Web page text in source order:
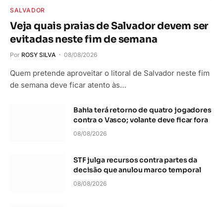
SALVADOR
Veja quais praias de Salvador devem ser
evitadas neste fim de semana
Por ROSY SILVA 08/08/2026
Quem pretende aproveitar o litoral de Salvador neste fim
de semana deve ficar atento às…
Bahia terá retorno de quatro jogadores
contra o Vasco; volante deve ficar fora
08/08/2026
STF julga recursos contra partes da
decisão que anulou marco temporal
08/08/2026